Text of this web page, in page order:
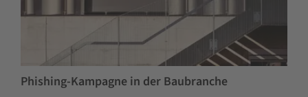
Phishing-Kampagne in der Baubranche